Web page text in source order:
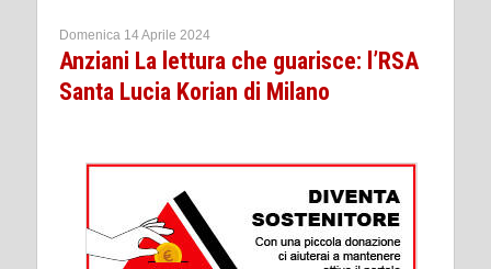
Domenica 14 Aprile 2024
Anziani La lettura che guarisce: l’RSA
Santa Lucia Korian di Milano